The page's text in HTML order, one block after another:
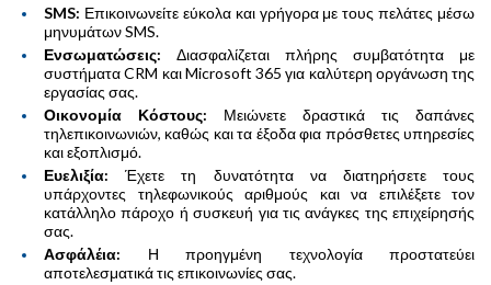
SMS: Επικοινωνείτε εύκολα και γρήγορα με τους πελάτες μέσω
μηνυμάτων SMS.
Ενσωματώσεις: Διασφαλίζεται πλήρης συμβατότητα με
συστήματα CRM και Microsoft 365 για καλύτερη οργάνωση της
εργασίας σας.
Οικονομία Κόστους: Μειώνετε δραστικά τις δαπάνες
τηλεπικοινωνιών, καθώς και τα έξοδα φια πρόσθετες υπηρεσίες
και εξοπλισμό.
Ευελιξία:Έχετε τη δυνατότητα να διατηρήσετε τους
υπάρχοντες τηλεφωνικούς αριθμούς και να επιλέξετε τον
κατάλληλο πάροχο ή συσκευή για τις ανάγκες της επιχείρησής
σας.
Ασφάλέια: Η προηγμένη τεχνολογία προστατεύει
αποτελεσματικά τις επικοινωνίες σας.